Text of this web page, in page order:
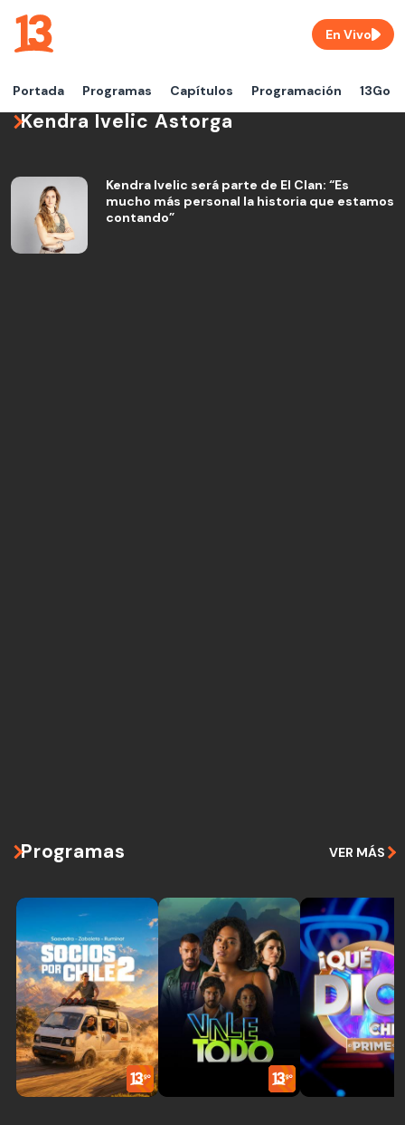
Portada Programas Capítulos Programación 13Go
En Vivo
Kendra Ivelic Astorga
Kendra Ivelic será parte de El Clan: “Es
mucho más personal la historia que estamos
contando”
Programas VER MÁS